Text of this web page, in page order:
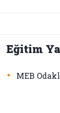
Eğitim
• MEB